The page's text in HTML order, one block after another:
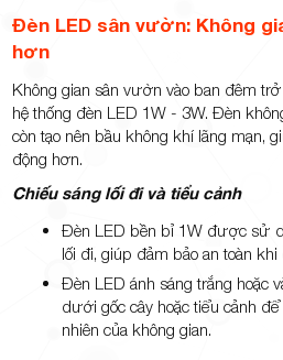
Đèn LED sân vườn: Không
hơn
Không gian sân vườn vào ban đêm
hệ thống đèn LED 1W - 3W. Đèn
còn tạo nên bầu không khí lãng mạn,
động hơn.
Chiếu sáng lối đi và tiểu cảnh
Đèn LED bền bỉ 1W được sử
lối đi, giúp đảm bảo an toàn
Đèn LED ánh sáng trắng hoặc
dưới gốc cây hoặc tiểu cảnh
nhiên của không gian.